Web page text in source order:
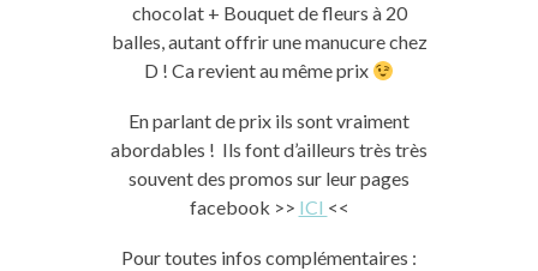
chocolat + Bouquet de fleurs à 20
balles, autant offrir une manucure chez
D ! Ca revient au même prix
En parlant de prix ils sont vraiment
abordables ! Ils font d’ailleurs très très
souvent des promos sur leur pages
facebook >> ICI <<
Pour toutes infos complémentaires :